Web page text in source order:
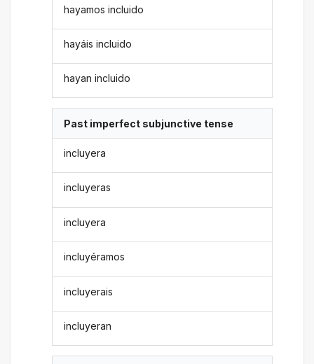
hayamos incluido
hayáis incluido
hayan incluido
Past imperfect subjunctive tense
incluyera
incluyeras
incluyera
incluyéramos
incluyerais
incluyeran